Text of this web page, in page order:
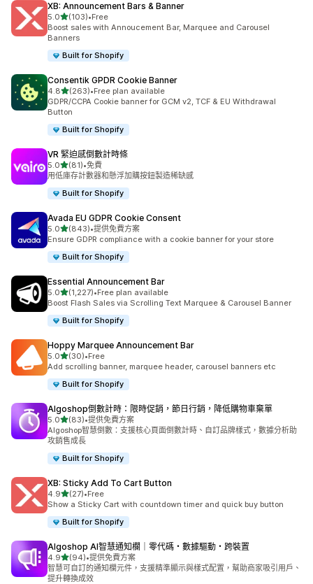
XB: Announcement Bars & Banner
5.0滿分 5 顆星
(103)
共有 103 則評價
•Free
Boost sales with Annoucement Bar, Marquee and Carousel
Banners
Built for Shopify
Consentik GPDR Cookie Banner
4.8滿分 5 顆星
(263)
共有 263 則評價
•Free plan available
GDPR/CCPA Cookie banner for GCM v2, TCF & EU Withdrawal
Button
Built for Shopify
VR 緊迫感倒數計時條
5.0滿分 5 顆星
(81)
共有 81 則評價
•免費
用低庫存計數器和懸浮加購按鈕製造稀缺感
Built for Shopify
Avada EU GDPR Cookie Consent
5.0滿分 5 顆星
(843)
共有 843 則評價
•提供免費方案
Ensure GDPR compliance with a cookie banner for your store
Built for Shopify
Essential Announcement Bar
5.0滿分 5 顆星
(1,227)
共有 1227 則評價
•Free plan available
Boost Flash Sales via Scrolling Text Marquee & Carousel Banner
Built for Shopify
Hoppy Marquee Announcement Bar
5.0滿分 5 顆星
(30)
共有 30 則評價
•Free
Add scrolling banner, marquee header, carousel banners etc
Built for Shopify
Algoshop倒數計時：限時促銷，節日行銷，降低購物車棄單
5.0滿分 5 顆星
(83)
共有 83 則評價
•提供免費方案
Algoshop智慧倒數：支援核心頁面倒數計時、自訂品牌樣式，數據分析助
攻銷售成長
Built for Shopify
XB: Sticky Add To Cart Button
4.9滿分 5 顆星
(27)
共有 27 則評價
•Free
Show a Sticky Cart with countdown timer and quick buy button
Built for Shopify
Algoshop AI智慧通知欄｜零代碼・數據驅動・跨裝置
4.9滿分 5 顆星
(94)
共有 94 則評價
•提供免費方案
智慧可自訂的通知欄元件，支援精準顯示與樣式配置，幫助商家吸引用戶、
提升轉換成效